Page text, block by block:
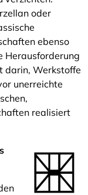
oder
ebenso
Herausforderung
darin, Werkstoffe
unerreichte
realisiert